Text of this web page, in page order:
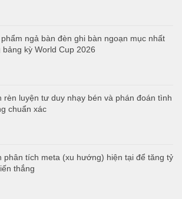
phẩm ngả bàn đèn ghi bàn ngoạn mục nhất
bảng kỳ World Cup 2026
rèn luyện tư duy nhạy bén và phán đoán tình
chuẩn xác
phân tích meta (xu hướng) hiện tại để tăng tỷ
thắng